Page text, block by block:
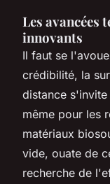
Les avancées
innovants
Il faut se
crédibilité, la
distance
même pour les
matériaux
vide, ouate de
recherche de